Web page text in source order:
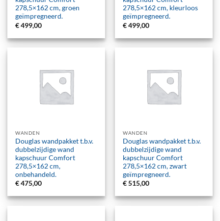
278,5×162 cm, groen
geïmpregneerd.
€499,00
278,5×162 cm, kleurloos
geïmpregneerd.
€499,00
WANDEN
Douglas wandpakket t.b.v.
dubbelzijdige wand
kapschuur Comfort
278,5×162 cm,
onbehandeld.
€475,00
WANDEN
Douglas wandpakket t.b.v.
dubbelzijdige wand
kapschuur Comfort
278,5×162 cm, zwart
geïmpregneerd.
€515,00